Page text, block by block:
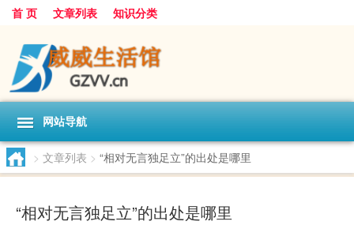
首 页 文章列表 知识分类
网站导航
> 文章列表 > “相对无言独足立”的出处是哪里
“相对无言独足立”的出处是哪里